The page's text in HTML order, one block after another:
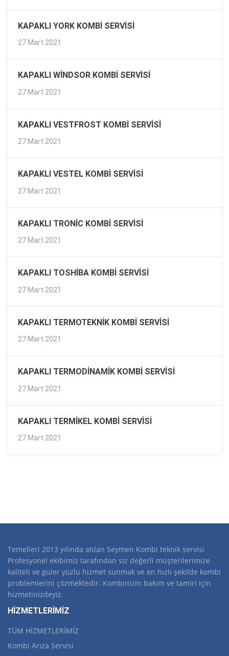
KAPAKLI YORK KOMBI SERVISI
27 Mart 2021
KAPAKLI WINDSOR KOMBI SERVISI
27 Mart 2021
KAPAKLI VESTFROST KOMBI SERVISI
27 Mart 2021
KAPAKLI VESTEL KOMBI SERVISI
27 Mart 2021
KAPAKLI TRONIC KOMBI SERVISI
27 Mart 2021
KAPAKLI TOSHIBA KOMBI SERVISI
27 Mart 2021
KAPAKLI TERMOTEKNIK KOMBI SERVISI
27 Mart 2021
KAPAKLI TERMODINAMIK KOMBI SERVISI
27 Mart 2021
KAPAKLI TERMIKEL KOMBI SERVISI
27 Mart 2021
Temelleri 2013 yılında atılan Seymen Kombi teknik servisi
Profesyonel ekibimiz tarafından siz değerli müşterilerimize
kaliteli ve güler yüzlü hizmet sunmak ve en hızlı şekilde kombi
problemlerini çözmektedir. Kombinizin bakım ve tamiri için
hizmetinizdeyiz.
HİZMETLERİMİZ
TÜM HİZMETLERİMİZ
Kombi Arıza Servisi